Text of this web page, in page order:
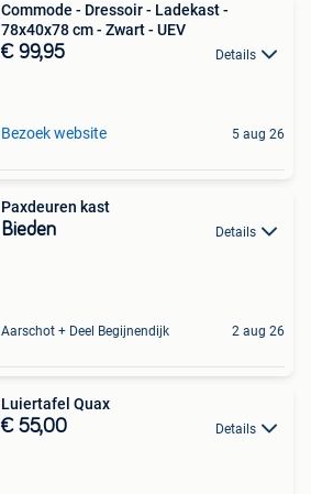
Commode - Dressoir - Ladekast -
78x40x78 cm - Zwart - UEV
€ 99,95 Details
Bezoek website 5 aug 26
Paxdeuren kast
Bieden Details
Aarschot + Deel Begijnendijk 2 aug 26
Luiertafel Quax
€ 55,00 Details